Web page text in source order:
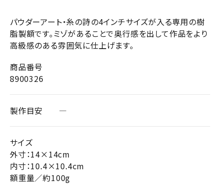
meeting_room ログイン person 会員登録
パウダーアート・糸の詩の4インチサイズが入る専用の樹
脂製額です。ミゾがあることで奥行感を出して作品をより
高級感のある雰囲気に仕上げます。
商品番号
8900326
製作目安 ―
サイズ
外寸：14×14cm
内寸：10.4×10.4cm
額重量／約100g